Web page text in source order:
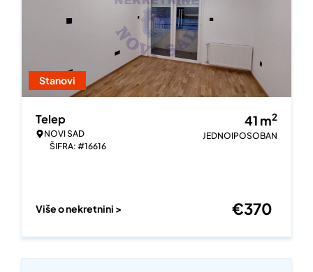
Stanovi
Telep
NOVI SAD
ŠIFRA: #16616
41 m2
JEDNOIPOSOBAN
Više o nekretnini > €370